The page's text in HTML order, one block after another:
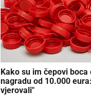
Kako su im čepovi boca
nagradu od 10.000
vjerovali"